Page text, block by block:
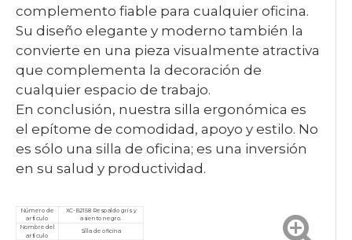
complemento fiable para cualquier oficina.
Su diseño elegante y moderno también la
convierte en una pieza visualmente atractiva
que complementa la decoración de
cualquier espacio de trabajo.
En conclusión, nuestra silla ergonómica es
el epítome de comodidad, apoyo y estilo. No
es sólo una silla de oficina; es una inversión
en su salud y productividad.
Número de
artículo
XC-B2158 Respaldo gris y
asiento negro.
Nombre del
artículo
Silla de oficina